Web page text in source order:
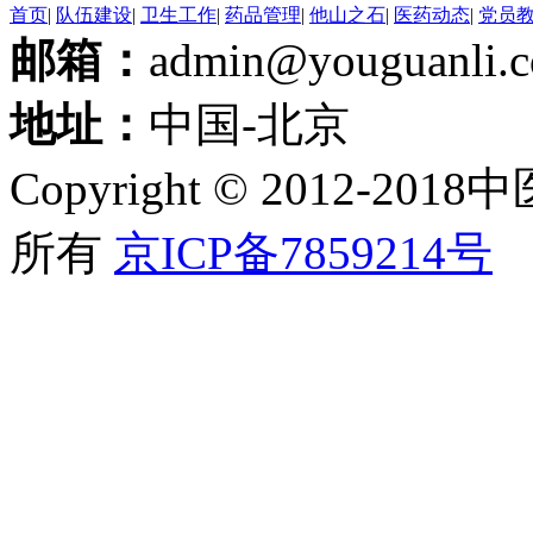
首页| 队伍建设| 卫生工作| 药品管理| 他山之石| 医药动态| 党员
邮箱：
地址： 中国-北京
Copyright © 2012-2018
所有 京ICP备7859214号